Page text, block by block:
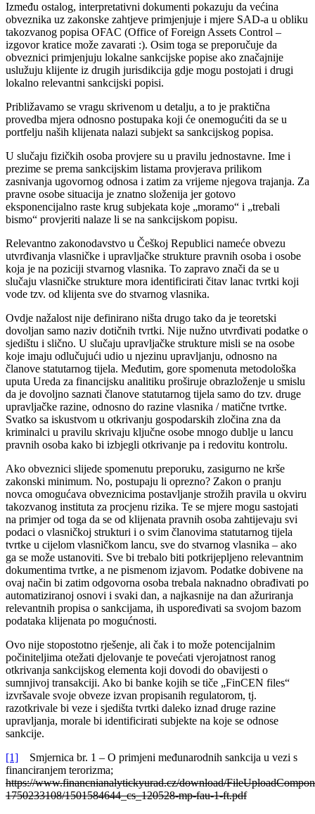
Između ostalog, interpretativni dokumenti pokazuju da većina
obveznika uz zakonske zahtjeve primjenjuje i mjere SAD-a u obliku
takozvanog popisa OFAC (Office of Foreign Assets Control –
izgovor kratice može zavarati :). Osim toga se preporučuje da
obveznici primjenjuju lokalne sankcijske popise ako značajnije
uslužuju klijente iz drugih jurisdikcija gdje mogu postojati i drugi
lokalno relevantni sankcijski popisi.
Približavamo se vragu skrivenom u detalju, a to je praktična
provedba mjera odnosno postupaka koji će onemogućiti da se u
portfelju naših klijenata nalazi subjekt sa sankcijskog popisa.
U slučaju fizičkih osoba provjere su u pravilu jednostavne. Ime i
prezime se prema sankcijskim listama provjerava prilikom
zasnivanja ugovornog odnosa i zatim za vrijeme njegova trajanja. Za
pravne osobe situacija je znatno složenija jer gotovo
eksponencijalno raste krug subjekata koje „moramo“ i „trebali
bismo“ provjeriti nalaze li se na sankcijskom popisu.
Relevantno zakonodavstvo u Češkoj Republici nameće obvezu
utvrđivanja vlasničke i upravljačke strukture pravnih osoba i osobe
koja je na poziciji stvarnog vlasnika. To zapravo znači da se u
slučaju vlasničke strukture mora identificirati čitav lanac tvrtki koji
vode tzv. od klijenta sve do stvarnog vlasnika.
Ovdje nažalost nije definirano ništa drugo tako da je teoretski
dovoljan samo naziv dotičnih tvrtki. Nije nužno utvrđivati podatke o
sjedištu i slično. U slučaju upravljačke strukture misli se na osobe
koje imaju odlučujući udio u njezinu upravljanju, odnosno na
članove statutarnog tijela. Međutim, gore spomenuta metodološka
uputa Ureda za financijsku analitiku proširuje obrazloženje u smislu
da je dovoljno saznati članove statutarnog tijela samo do tzv. druge
upravljačke razine, odnosno do razine vlasnika / matične tvrtke.
Svatko sa iskustvom u otkrivanju gospodarskih zločina zna da
kriminalci u pravilu skrivaju ključne osobe mnogo dublje u lancu
pravnih osoba kako bi izbjegli otkrivanje pa i redovitu kontrolu.
Ako obveznici slijede spomenutu preporuku, zasigurno ne krše
zakonski minimum. No, postupaju li oprezno? Zakon o pranju
novca omogućava obveznicima postavljanje strožih pravila u okviru
takozvanog instituta za procjenu rizika. Te se mjere mogu sastojati
na primjer od toga da se od klijenata pravnih osoba zahtijevaju svi
podaci o vlasničkoj strukturi i o svim članovima statutarnog tijela
tvrtke u cijelom vlasničkom lancu, sve do stvarnog vlasnika – ako
ga se može ustanoviti. Sve bi trebalo biti potkrijepljeno relevantnim
dokumentima tvrtke, a ne pismenom izjavom. Podatke dobivene na
ovaj način bi zatim odgovorna osoba trebala naknadno obrađivati po
automatiziranoj osnovi i svaki dan, a najkasnije na dan ažuriranja
relevantnih propisa o sankcijama, ih uspoređivati sa svojom bazom
podataka klijenata po mogućnosti.
Ovo nije stopostotno rješenje, ali čak i to može potencijalnim
počiniteljima otežati djelovanje te povećati vjerojatnost ranog
otkrivanja sankcijskog elementa koji dovodi do obavijesti o
sumnjivoj transakciji. Ako bi banke kojih se tiče „FinCEN files“
izvršavale svoje obveze izvan propisanih regulatorom, tj.
razotkrivale bi veze i sjedišta tvrtki daleko iznad druge razine
upravljanja, morale bi identificirati subjekte na koje se odnose
sankcije.
[1] Smjernica br. 1 – O primjeni međunarodnih sankcija u vezi s
financiranjem terorizma;
https://www.financnianalytickyurad.cz/download/
1750233108/1501584644_cs_120528-mp-fau-1-ft.pdf